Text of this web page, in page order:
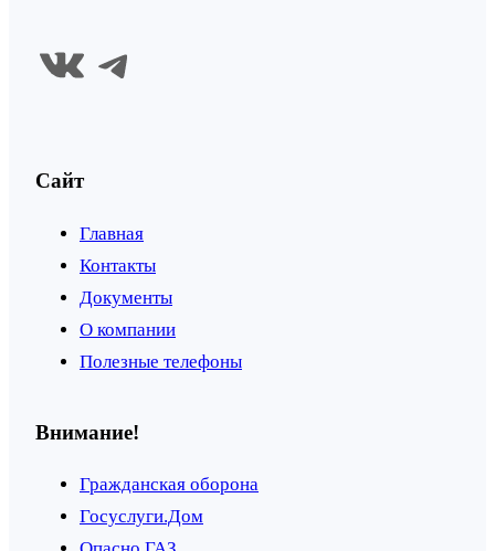
ВКонтакте Telegram
Сайт
Главная
Контакты
Документы
О компании
Полезные телефоны
Внимание!
Гражданская оборона
Госуслуги.Дом